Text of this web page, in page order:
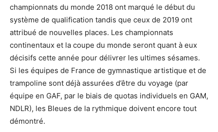
championnats du monde 2018 ont marqué le début du
système de qualification tandis que ceux de 2019 ont
attribué de nouvelles places. Les championnats
continentaux et la coupe du monde seront quant à eux
décisifs cette année pour délivrer les ultimes sésames.
Si les équipes de France de gymnastique artistique et de
trampoline sont déjà assurées d’être du voyage (par
équipe en GAF, par le biais de quotas individuels en GAM,
NDLR), les Bleues de la rythmique doivent encore tout
démontré.